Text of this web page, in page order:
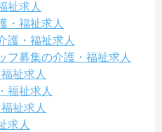
祉求人
・福祉求人
護・福祉求人
フ募集の介護・福祉求人
祉求人
福祉求人
祉求人
求人